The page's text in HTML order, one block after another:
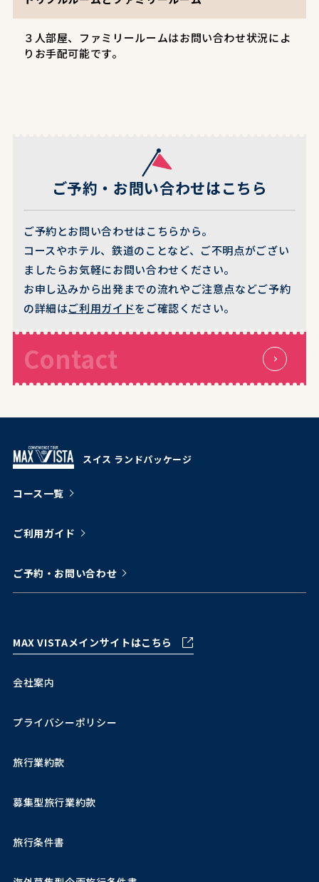
３人部屋、ファミリールームはお問い合わせ状況によ
りお手配可能です。
ご予約・お問い合わせはこちら
ご予約とお問い合わせはこちらから。
コースやホテル、鉄道のことなど、ご不明点がござい
ましたらお気軽にお問い合わせください。
お申し込みから出発までの流れやご注意点などご予約
の詳細はご利用ガイドをご確認ください。
Contact
スイス ランドパッケージ
コース一覧
ご利用ガイド
ご予約・お問い合わせ
MAX VISTAメインサイトはこちら
会社案内
プライバシーポリシー
旅行業約款
募集型旅行業約款
旅行条件書